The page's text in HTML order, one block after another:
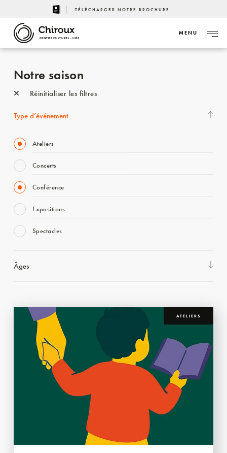
TÉLÉCHARGER NOTRE BROCHURE
CENTRE CULTUREL - LIÈGE
MENU
Notre saison
Réinitialiser les filtres
Type d’événement
Ateliers
Concerts
Conférence
Expositions
Spectacles
Âges
ATELIERS